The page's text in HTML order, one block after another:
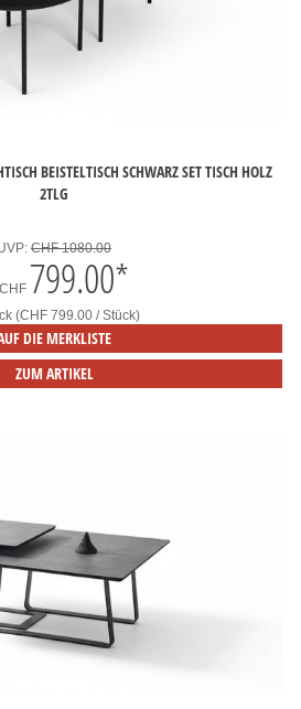
BEISTELTISCH SCHWARZ SET TISCH HOLZ
2TLG
CHF 1080.00
CHF 799.00*
(CHF 799.00 / Stück)
DIE MERKLISTE
ZUM ARTIKEL